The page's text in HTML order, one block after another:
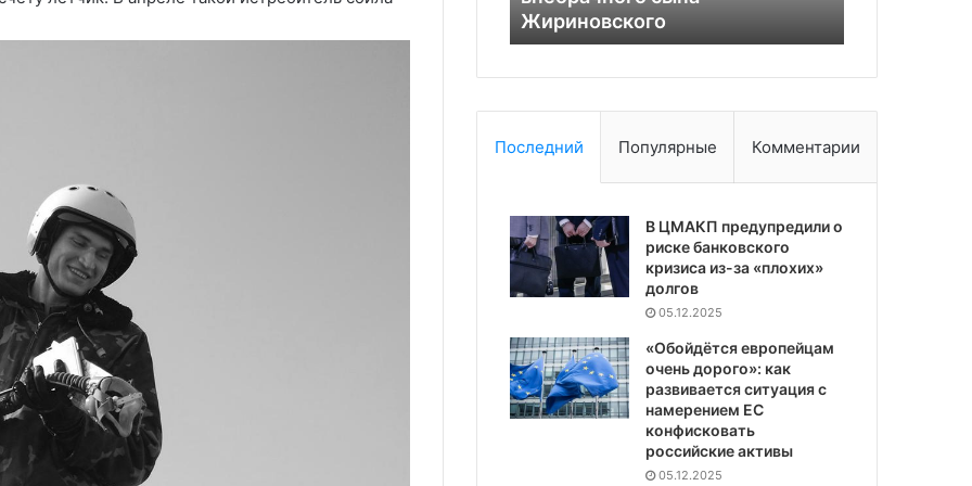
Жириновского
Последний Популярные Комментарии
В ЦМАКП предупредили о
риске банковского
кризиса из-за «плохих»
долгов
05.12.2025
«Обойдётся европейцам
очень дорого»: как
развивается ситуация с
намерением ЕС
конфисковать
российские активы
05.12.2025